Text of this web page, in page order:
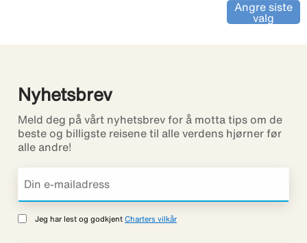
Angre siste
valg
Nyhetsbrev
Meld deg på vårt nyhetsbrev for å motta tips om de
beste og billigste reisene til alle verdens hjørner før
alle andre!
Jeg har lest og godkjent Charters vilkår